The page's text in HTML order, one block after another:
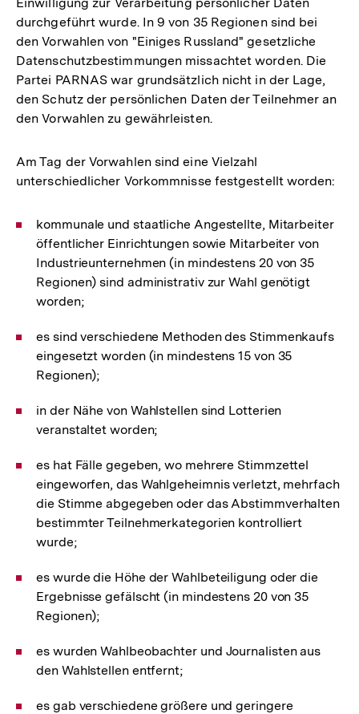
durchgeführt wurde. In 9 von 35 Regionen sind bei
den Vorwahlen von "Einiges Russland" gesetzliche
Datenschutzbestimmungen missachtet worden. Die
Partei PARNAS war grundsätzlich nicht in der Lage,
den Schutz der persönlichen Daten der Teilnehmer an
den Vorwahlen zu gewährleisten.
Am Tag der Vorwahlen sind eine Vielzahl
unterschiedlicher Vorkommnisse festgestellt worden:
kommunale und staatliche Angestellte, Mitarbeiter
öffentlicher Einrichtungen sowie Mitarbeiter von
Industrieunternehmen (in mindestens 20 von 35
Regionen) sind administrativ zur Wahl genötigt
worden;
es sind verschiedene Methoden des Stimmenkaufs
eingesetzt worden (in mindestens 15 von 35
Regionen);
in der Nähe von Wahlstellen sind Lotterien
veranstaltet worden;
es hat Fälle gegeben, wo mehrere Stimmzettel
eingeworfen, das Wahlgeheimnis verletzt, mehrfach
die Stimme abgegeben oder das Abstimmverhalten
bestimmter Teilnehmerkategorien kontrolliert
wurde;
es wurde die Höhe der Wahlbeteiligung oder die
Ergebnisse gefälscht (in mindestens 20 von 35
Regionen);
es wurden Wahlbeobachter und Journalisten aus
den Wahlstellen entfernt;
es gab verschiedene größere und geringere